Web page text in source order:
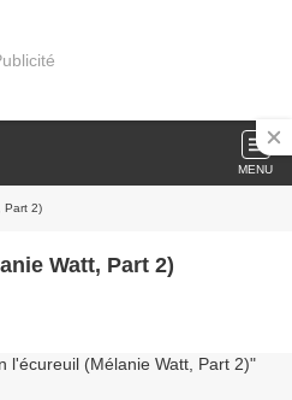
MENU
Part 2)
Watt, Part 2)